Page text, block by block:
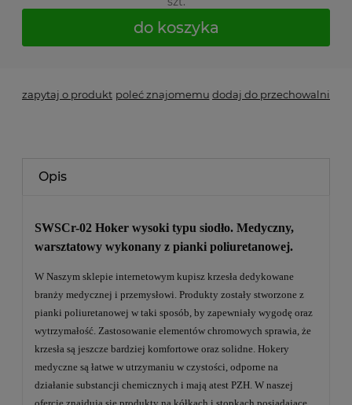
do koszyka
zapytaj o produkt poleć znajomemu dodaj do przechowalni
Opis
SWSCr-02 Hoker wysoki typu siodło. Medyczny,
warsztatowy wykonany z pianki poliuretanowej.
W Naszym sklepie internetowym kupisz krzesła dedykowane
branży medycznej i przemysłowi. Produkty zostały stworzone z
pianki poliuretanowej w taki sposób, by zapewniały wygodę oraz
wytrzymałość. Zastosowanie elementów chromowych sprawia, że
krzesła są jeszcze bardziej komfortowe oraz solidne. Hokery
medyczne są łatwe w utrzymaniu w czystości, odporne na
działanie substancji chemicznych i mają atest PZH. W naszej